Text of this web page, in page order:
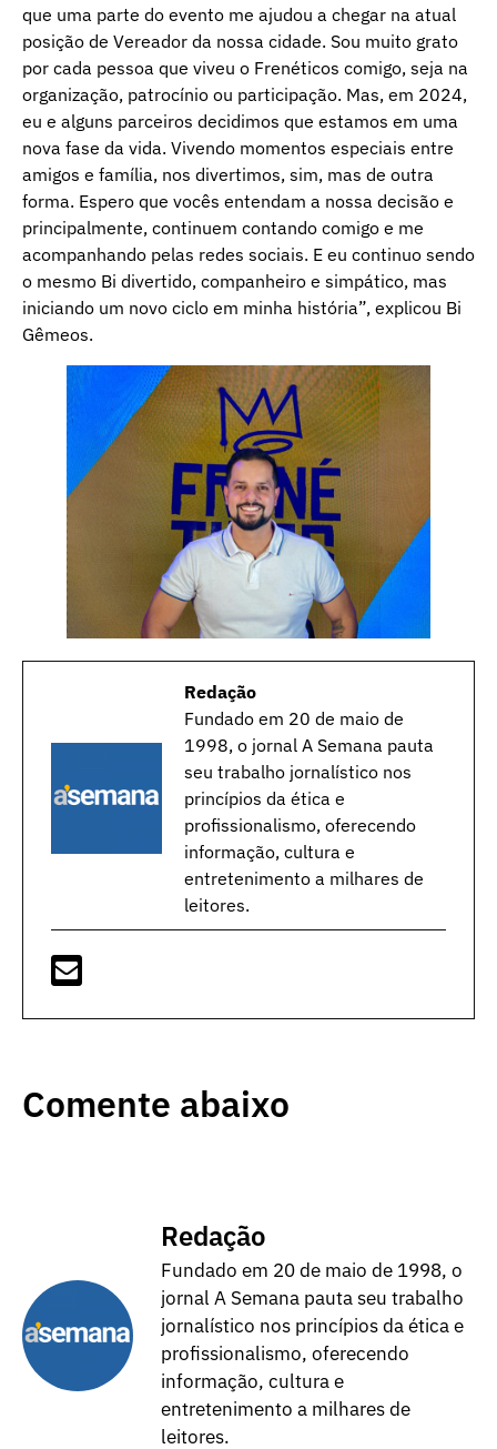
que uma parte do evento me ajudou a chegar na atual
posição de Vereador da nossa cidade. Sou muito grato
por cada pessoa que viveu o Frenéticos comigo, seja na
organização, patrocínio ou participação. Mas, em 2024,
eu e alguns parceiros decidimos que estamos em uma
nova fase da vida. Vivendo momentos especiais entre
amigos e família, nos divertimos, sim, mas de outra
forma. Espero que vocês entendam a nossa decisão e
principalmente, continuem contando comigo e me
acompanhando pelas redes sociais. E eu continuo sendo
o mesmo Bi divertido, companheiro e simpático, mas
iniciando um novo ciclo em minha história”, explicou Bi
Gêmeos.
Redação
Fundado em 20 de maio de
1998, o jornal A Semana pauta
seu trabalho jornalístico nos
princípios da ética e
profissionalismo, oferecendo
informação, cultura e
entretenimento a milhares de
leitores.
Comente abaixo
Redação
Fundado em 20 de maio de 1998, o
jornal A Semana pauta seu trabalho
jornalístico nos princípios da ética e
profissionalismo, oferecendo
informação, cultura e
entretenimento a milhares de
leitores.